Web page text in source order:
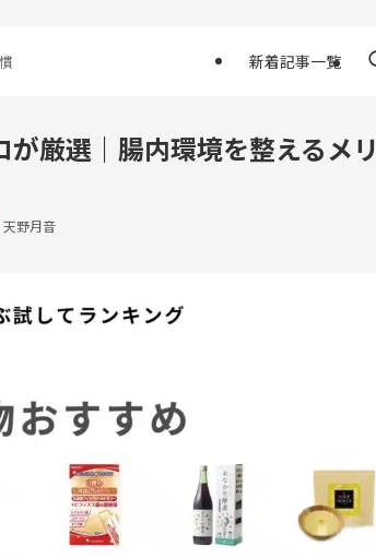
新着記事一覧
厳選｜腸内環境を整えるメリ
天野月音